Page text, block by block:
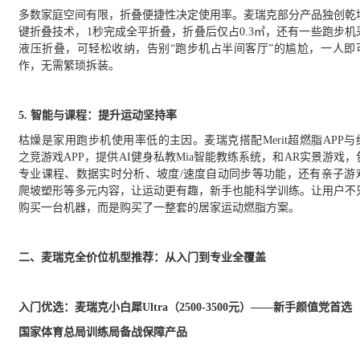
多数家庭空间有限，折叠便捷性决定使用率。麦瑞克部分产品独创乾
键折叠技术， 1秒完成全平折叠，折叠后仅占0.3㎡，还有一些跑步机
液压折叠 ，可轻松收纳， 告别 “跑步机占半间客厅”的尴尬，一人即
作，无需繁琐拆装。
5. 智能与课程：提升运动坚持率
枯燥是家用跑步机使用率低的主因。麦瑞克搭配Merit超燃脂APP与
之竞游戏APP，提供AI健身私教Mia智能教练系统，和AR实景游戏，
专业课程、数据实时分析、坡度/速度自动同步等功能，还有亲子游
爬坡塑形等多元内容，让运动更有趣，新手也能科学训练。 让用户不
购买一台机器，而是购买了一整套的居家运动燃脂方案。
二、麦瑞克全价位机型推荐：从入门到专业全覆盖
入门优选：麦瑞克小白犀Ultra（2500-3500元）——新手颜值党首选
国家体育总局训练局备战保障产品